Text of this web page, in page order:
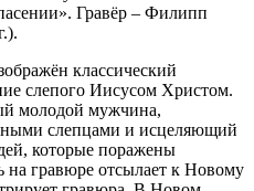
Гравёр – Филипп
классический
слепого Иисусом Христом.
молодой мужчина,
слепцами и исцеляющий
которые поражены
гравюре отсылает к Новому